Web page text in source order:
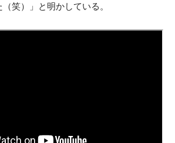
笑）」と明かしている。